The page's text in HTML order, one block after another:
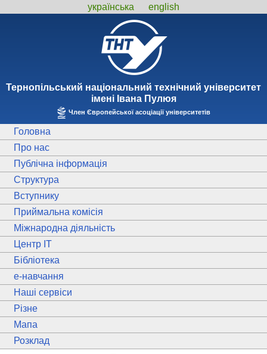
українська english
Тернопiльський національний технiчний унiверситет
iменi Iвана Пулюя
Член Європейської асоціації університетів
Головна
Про нас
Публічна інформація
Структура
Вступнику
Приймальна комісія
Міжнародна діяльність
Центр ІТ
Бібліотека
e-навчання
Наші сервіси
Різне
Мапа
Розклад